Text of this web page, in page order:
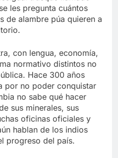
les pregunta cuántos
de alambre púa quieren a
con lengua, economía,
normativo distintos no
Hace 300 años
por no poder conquistar
no sabe qué hacer
sus minerales, sus
oficinas oficiales y
hablan de los indios
progreso del país.